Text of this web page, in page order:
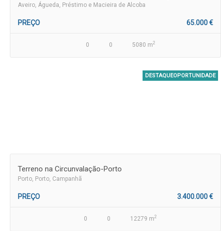
Aveiro , Águeda, Préstimo e Macieira de Alcoba
PREÇO 65.000 €
0 0 5080 m2
DESTAQUEOPORTUNIDADE
Terreno na Circunvalação-Porto
Porto , Porto, Campanhã
PREÇO 3.400.000 €
0 0 12279 m2